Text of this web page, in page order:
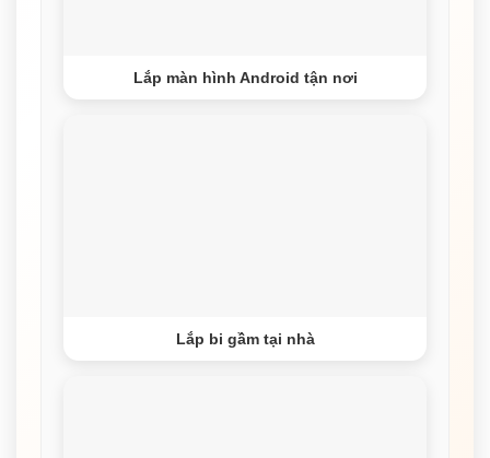
Lắp màn hình Android tận nơi
Lắp bi gầm tại nhà